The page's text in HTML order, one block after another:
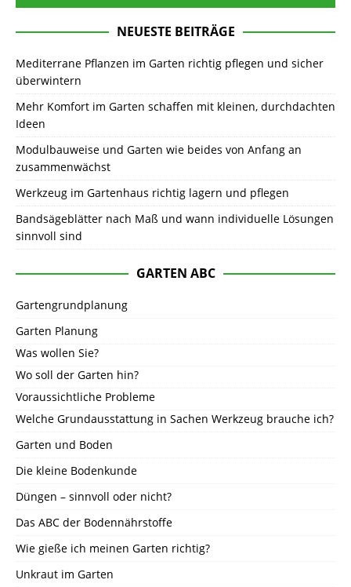
NEUESTE BEITRÄGE
Mediterrane Pflanzen im Garten richtig pflegen und sicher
überwintern
Mehr Komfort im Garten schaffen mit kleinen, durchdachten
Ideen
Modulbauweise und Garten wie beides von Anfang an
zusammenwächst
Werkzeug im Gartenhaus richtig lagern und pflegen
Bandsägeblätter nach Maß und wann individuelle Lösungen
sinnvoll sind
GARTEN ABC
Gartengrundplanung
Garten Planung
Was wollen Sie?
Wo soll der Garten hin?
Voraussichtliche Probleme
Welche Grundausstattung in Sachen Werkzeug brauche ich?
Garten und Boden
Die kleine Bodenkunde
Düngen – sinnvoll oder nicht?
Das ABC der Bodennährstoffe
Wie gieße ich meinen Garten richtig?
Unkraut im Garten